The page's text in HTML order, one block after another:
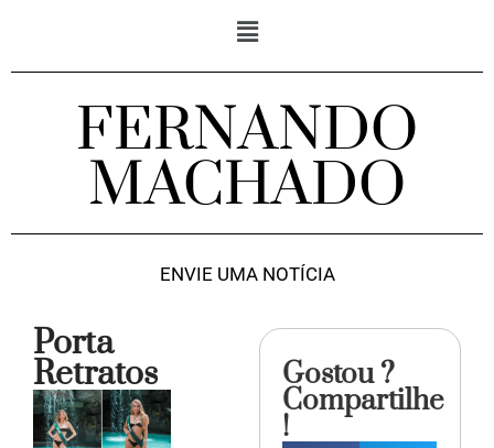
FERNANDO
MACHADO
ENVIE UMA NOTÍCIA
Porta
Retratos Gostou ?
Compartilhe
!